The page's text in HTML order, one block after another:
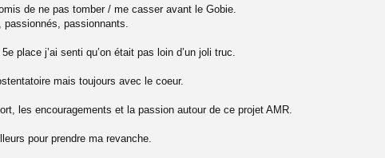
de ne pas tomber / me casser avant le Gobie.
passionnants.
place j’ai senti qu’on était pas loin d’un joli truc.
mais toujours avec le coeur.
les encouragements et la passion autour de ce projet AMR.
pour prendre ma revanche.